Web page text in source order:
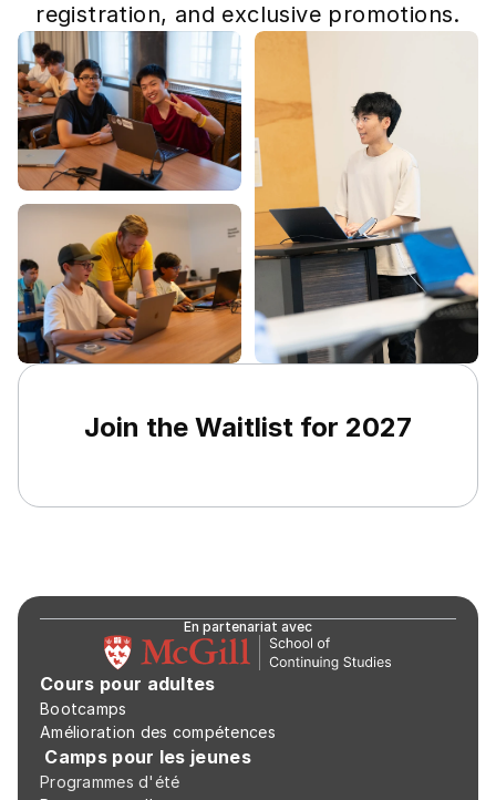
registration, and exclusive promotions.
Join the Waitlist for 2027
En partenariat avec
Cours pour adultes
Bootcamps
Amélioration des compétences
Camps pour les jeunes
Programmes d'été